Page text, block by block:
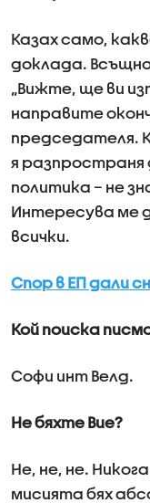
Казах само,
доклада.
„Вижте, ще ви
направите
председателя.
я разпространя
политика – не
Интересува ме
всички.
Спор в ЕП дали
Кой поиска
Софи инт Велд.
Не бяхте Вие?
Не, не, не.
мисията бях